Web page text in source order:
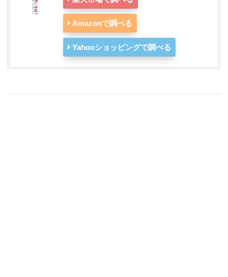
Amazonで調べる
Yahooショッピングで調べる